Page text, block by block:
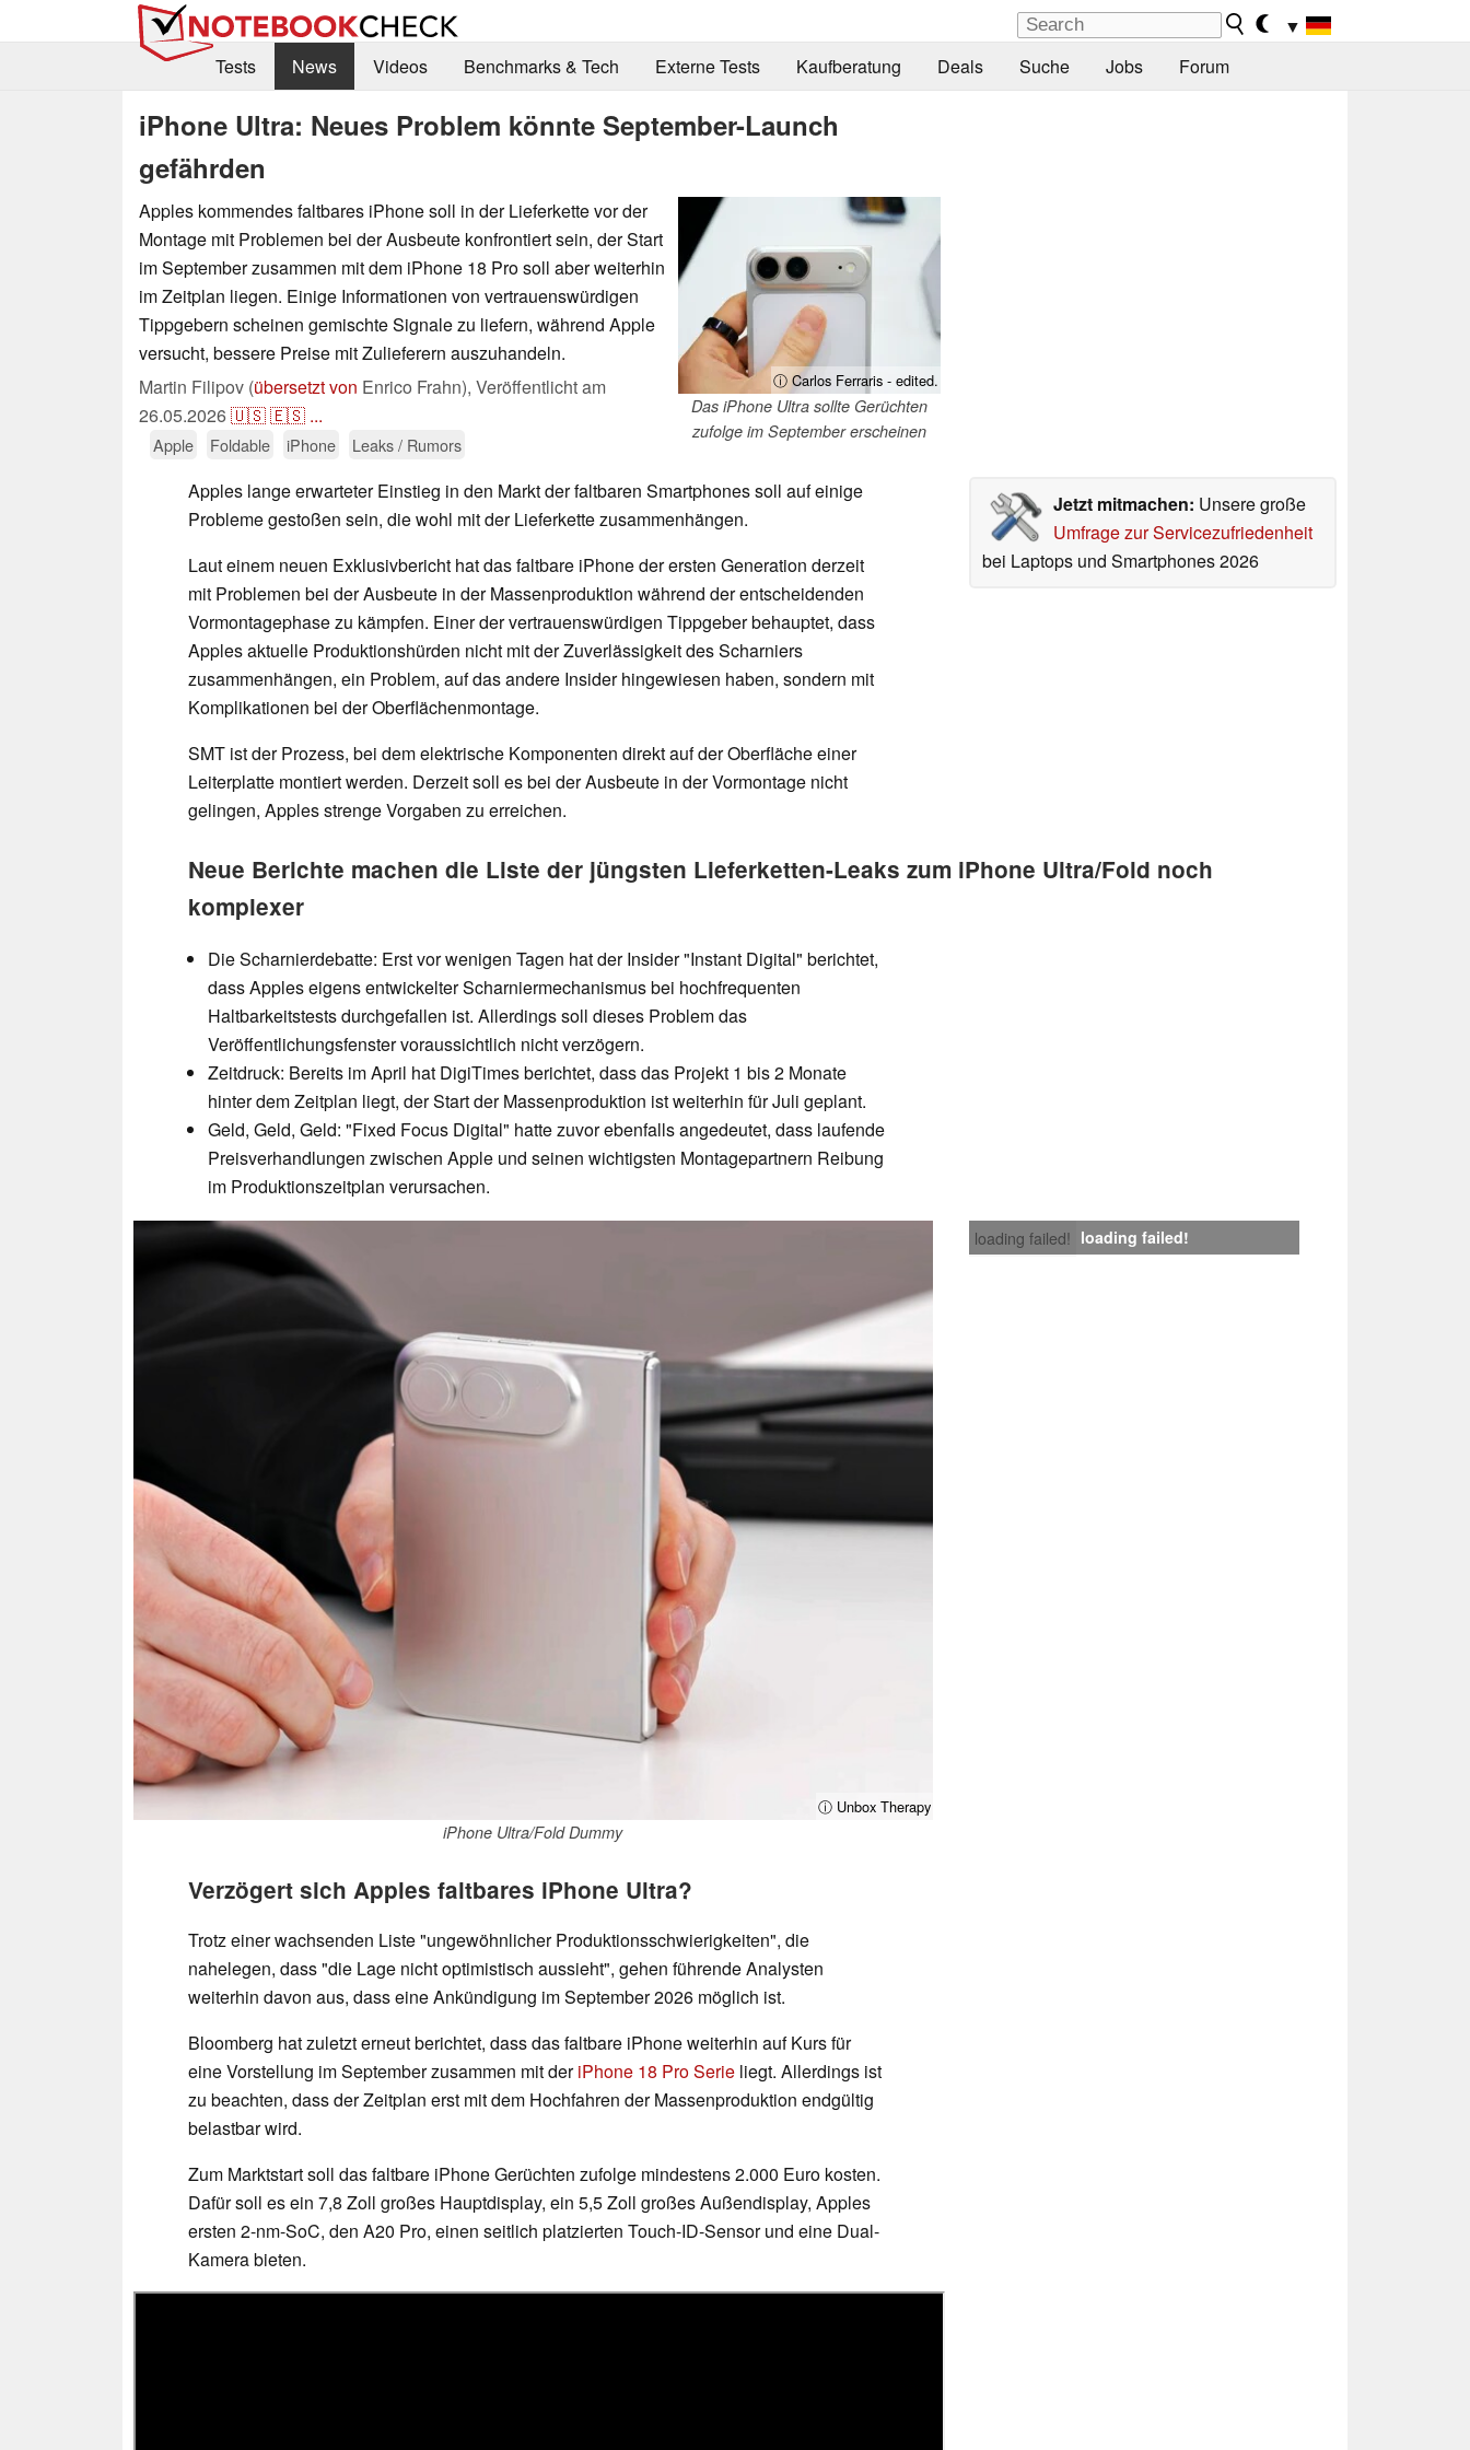
▼
Tests
News Videos Benchmarks & Tech Externe Tests Kaufberatung Deals Suche Jobs Forum
iPhone Ultra: Neues Problem könnte September-Launch
gefährden
ⓘ Carlos Ferraris - edited.
Das iPhone Ultra sollte Gerüchten
zufolge im September erscheinen
Apples kommendes faltbares iPhone soll in der Lieferkette vor der
Montage mit Problemen bei der Ausbeute konfrontiert sein, der Start
im September zusammen mit dem iPhone 18 Pro soll aber weiterhin
im Zeitplan liegen. Einige Informationen von vertrauenswürdigen
Tippgebern scheinen gemischte Signale zu liefern, während Apple
versucht, bessere Preise mit Zulieferern auszuhandeln.
Martin Filipov (übersetzt von Enrico Frahn), Veröffentlicht am
26.05.2026🇺🇸🇪🇸 ...
Apple Foldable iPhone Leaks / Rumors
Jetzt mitmachen: Unsere große
Umfrage zur Servicezufriedenheit
bei Laptops und Smartphones 2026
Apples lange erwarteter Einstieg in den Markt der faltbaren Smartphones soll auf einige
Probleme gestoßen sein, die wohl mit der Lieferkette zusammenhängen.
Laut einem neuen Exklusivbericht hat das faltbare iPhone der ersten Generation derzeit
mit Problemen bei der Ausbeute in der Massenproduktion während der entscheidenden
Vormontagephase zu kämpfen. Einer der vertrauenswürdigen Tippgeber behauptet, dass
Apples aktuelle Produktionshürden nicht mit der Zuverlässigkeit des Scharniers
zusammenhängen, ein Problem, auf das andere Insider hingewiesen haben, sondern mit
Komplikationen bei der Oberflächenmontage.
SMT ist der Prozess, bei dem elektrische Komponenten direkt auf der Oberfläche einer
Leiterplatte montiert werden. Derzeit soll es bei der Ausbeute in der Vormontage nicht
gelingen, Apples strenge Vorgaben zu erreichen.
Neue Berichte machen die Liste der jüngsten Lieferketten-Leaks zum iPhone Ultra/Fold noch
komplexer
Die Scharnierdebatte: Erst vor wenigen Tagen hat der Insider "Instant Digital" berichtet,
dass Apples eigens entwickelter Scharniermechanismus bei hochfrequenten
Haltbarkeitstests durchgefallen ist. Allerdings soll dieses Problem das
Veröffentlichungsfenster voraussichtlich nicht verzögern.
Zeitdruck: Bereits im April hat DigiTimes berichtet, dass das Projekt 1 bis 2 Monate
hinter dem Zeitplan liegt, der Start der Massenproduktion ist weiterhin für Juli geplant.
Geld, Geld, Geld: "Fixed Focus Digital" hatte zuvor ebenfalls angedeutet, dass laufende
Preisverhandlungen zwischen Apple und seinen wichtigsten Montagepartnern Reibung
im Produktionszeitplan verursachen.
loading failed! loading failed!
ⓘ Unbox Therapy
iPhone Ultra/Fold Dummy
Verzögert sich Apples faltbares iPhone Ultra?
Trotz einer wachsenden Liste "ungewöhnlicher Produktionsschwierigkeiten", die
nahelegen, dass "die Lage nicht optimistisch aussieht", gehen führende Analysten
weiterhin davon aus, dass eine Ankündigung im September 2026 möglich ist.
Bloomberg hat zuletzt erneut berichtet, dass das faltbare iPhone weiterhin auf Kurs für
eine Vorstellung im September zusammen mit deriPhone 18 Pro Serie liegt. Allerdings ist
zu beachten, dass der Zeitplan erst mit dem Hochfahren der Massenproduktion endgültig
belastbar wird.
Zum Marktstart soll das faltbare iPhone Gerüchten zufolge mindestens 2.000 Euro kosten.
Dafür soll es ein 7,8 Zoll großes Hauptdisplay, ein 5,5 Zoll großes Außendisplay, Apples
ersten 2-nm-SoC, den A20 Pro, einen seitlich platzierten Touch-ID-Sensor und eine Dual-
Kamera bieten.